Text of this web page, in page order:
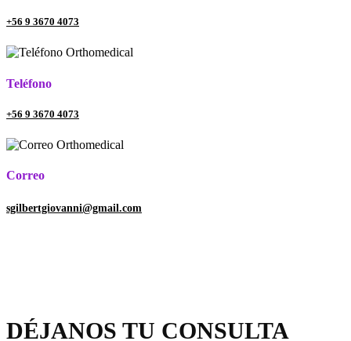
+56 9 3670 4073
Teléfono
+56 9 3670 4073
Correo
sgilbertgiovanni@gmail.com
DÉJANOS TU CONSULTA